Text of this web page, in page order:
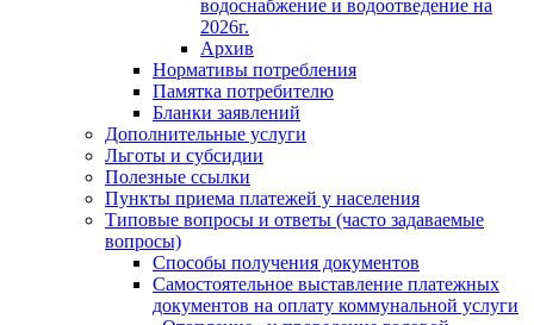
водоснабжение и водоотведение на
2026г.
Архив
Нормативы потребления
Памятка потребителю
Бланки заявлений
Дополнительные услуги
Льготы и субсидии
Полезные ссылки
Пункты приема платежей у населения
Типовые вопросы и ответы (часто задаваемые
вопросы)
Способы получения документов
Самостоятельное выставление платежных
документов на оплату коммунальной услуги